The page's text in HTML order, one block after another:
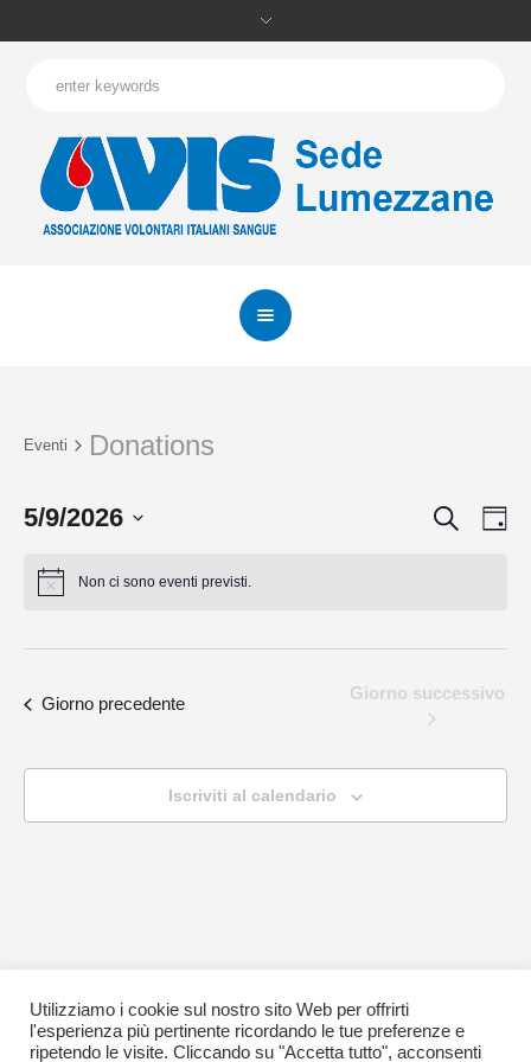
Eventi Donations
Eventi
viste
Cerca
5/9/2026
data.
Non ci sono eventi previsti.
Giorno precedente
Giorno successivo
Iscriviti al calendario
Utilizziamo i cookie sul nostro sito Web per offrirti
l'esperienza più pertinente ricordando le tue preferenze e
ripetendo le visite. Cliccando su "Accetta tutto", acconsenti